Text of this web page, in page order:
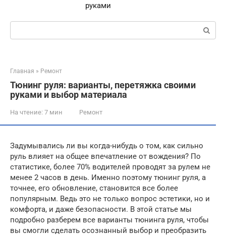
руками
Поиск:
Главная » Ремонт
Тюнинг руля: варианты, перетяжка своими
руками и выбор материала
На чтение: 7 мин Ремонт
Задумывались ли вы когда-нибудь о том, как сильно
руль влияет на общее впечатление от вождения? По
статистике, более 70% водителей проводят за рулем не
менее 2 часов в день. Именно поэтому тюнинг руля, а
точнее, его обновление, становится все более
популярным. Ведь это не только вопрос эстетики, но и
комфорта, и даже безопасности. В этой статье мы
подробно разберем все варианты тюнинга руля, чтобы
вы смогли сделать осознанный выбор и преобразить